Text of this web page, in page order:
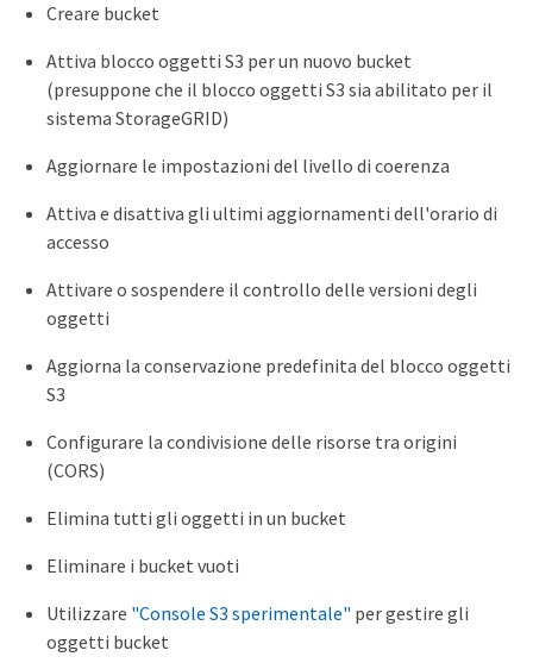
Creare bucket
Attiva blocco oggetti S3 per un nuovo bucket
(presuppone che il blocco oggetti S3 sia abilitato per il
sistema StorageGRID)
Aggiornare le impostazioni del livello di coerenza
Attiva e disattiva gli ultimi aggiornamenti dell'orario di
accesso
Attivare o sospendere il controllo delle versioni degli
oggetti
Aggiorna la conservazione predefinita del blocco oggetti
S3
Configurare la condivisione delle risorse tra origini
(CORS)
Elimina tutti gli oggetti in un bucket
Eliminare i bucket vuoti
Utilizzare "Console S3 sperimentale" per gestire gli
oggetti bucket